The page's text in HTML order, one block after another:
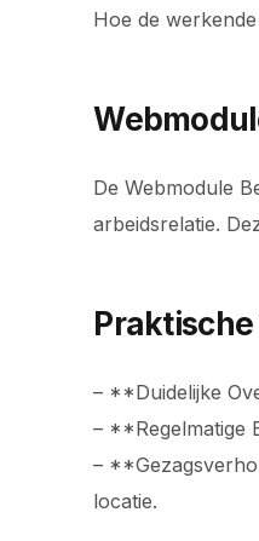
Hoe de
De Webmodule
arbeidsrelatie.
– **Duidelijke
– **Regelmatige
–
locatie.